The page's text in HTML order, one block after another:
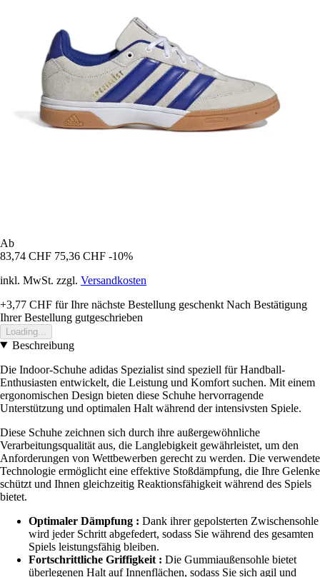
Ab
83,74 CHF 75,36 CHF -10%
inkl. MwSt. zzgl. Versandkosten
+3,77 CHF für Ihre nächste Bestellung geschenkt Nach Bestätigung
Ihrer Bestellung gutgeschrieben
Loading...
Beschreibung
Die Indoor-Schuhe adidas Spezialist sind speziell für Handball-
Enthusiasten entwickelt, die Leistung und Komfort suchen. Mit einem
ergonomischen Design bieten diese Schuhe hervorragende
Unterstützung und optimalen Halt während der intensivsten Spiele.
Diese Schuhe zeichnen sich durch ihre außergewöhnliche
Verarbeitungsqualität aus, die Langlebigkeit gewährleistet, um den
Anforderungen von Wettbewerben gerecht zu werden. Die verwendete
Technologie ermöglicht eine effektive Stoßdämpfung, die Ihre Gelenke
schützt und Ihnen gleichzeitig Reaktionsfähigkeit während des Spiels
bietet.
Optimaler Dämpfung : Dank ihrer gepolsterten Zwischensohle
wird jeder Schritt abgefedert, sodass Sie während des gesamten
Spiels leistungsfähig bleiben.
Fortschrittliche Griffigkeit : Die Gummiaußensohle bietet
überlegenen Halt auf Innenflächen, sodass Sie sich agil und